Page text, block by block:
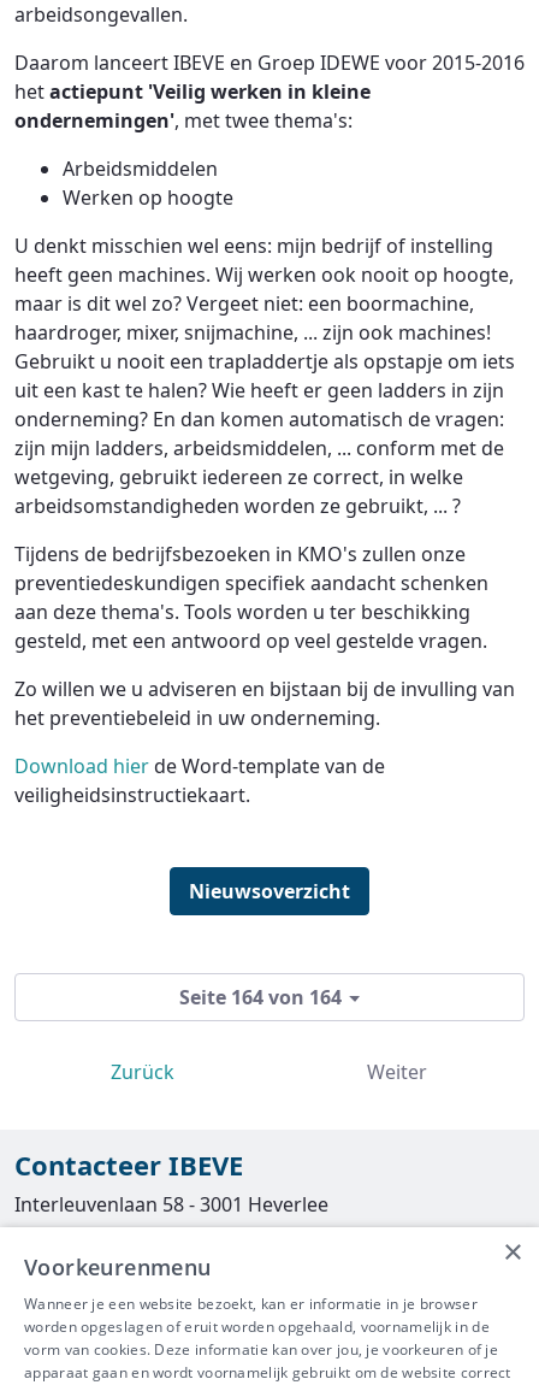
arbeidsongevallen.
Daarom lanceert IBEVE en Groep IDEWE voor 2015-2016
hetactiepunt 'Veilig werken in kleine
ondernemingen', met twee thema's:
Arbeidsmiddelen
Werken op hoogte
U denkt misschien wel eens: mijn bedrijf of instelling
heeft geen machines. Wij werken ook nooit op hoogte,
maar is dit wel zo? Vergeet niet: een boormachine,
haardroger, mixer, snijmachine, ... zijn ook machines!
Gebruikt u nooit een trapladdertje als opstapje om iets
uit een kast te halen? Wie heeft er geen ladders in zijn
onderneming? En dan komen automatisch de vragen:
zijn mijn ladders, arbeidsmiddelen, ... conform met de
wetgeving, gebruikt iedereen ze correct, in welke
arbeidsomstandigheden worden ze gebruikt, ... ?
Tijdens de bedrijfsbezoeken in KMO's zullen onze
preventiedeskundigen specifiek aandacht schenken
aan deze thema's. Tools worden u ter beschikking
gesteld, met een antwoord op veel gestelde vragen.
Zo willen we u adviseren en bijstaan bij de invulling van
het preventiebeleid in uw onderneming.
Download hierde Word-template van de
veiligheidsinstructiekaart.
Nieuwsoverzicht
Seite 164 von 164
Zurück Weiter
Contacteer IBEVE
Interleuvenlaan 58 - 3001 Heverlee
016/390490
info@ibeve.be
asbest@ibeve.be
×
Voorkeurenmenu
Wanneer je een website bezoekt, kan er informatie in je browser
worden opgeslagen of eruit worden opgehaald, voornamelijk in de
vorm van cookies. Deze informatie kan over jou, je voorkeuren of je
apparaat gaan en wordt voornamelijk gebruikt om de website correct